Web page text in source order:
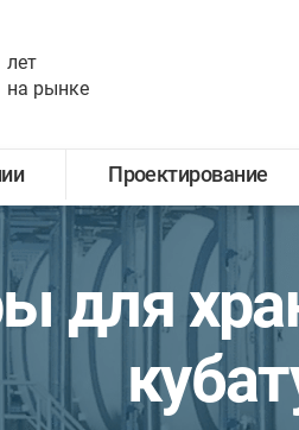
лет
на рынке
Проектирование
для